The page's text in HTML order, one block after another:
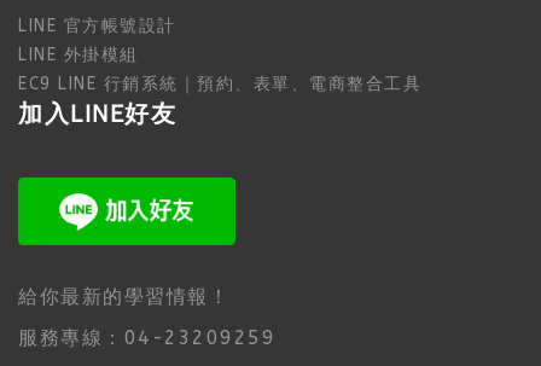
LINE 官方帳號設計
LINE 外掛模組
EC9 LINE 行銷系統｜預約、表單、電商整合工具
加入LINE好友
給你最新的學習情報！
服務專線：04-23209259